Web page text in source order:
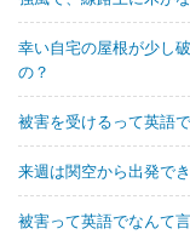
幸い自宅の屋根が少し
の？
被害を受けるって英語
来週は関空から出発で
被害って英語でなんて